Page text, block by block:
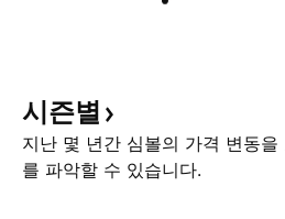
시즌별
지난 몇 년간 심볼의 가격 변동
를 파악할 수 있습니다.